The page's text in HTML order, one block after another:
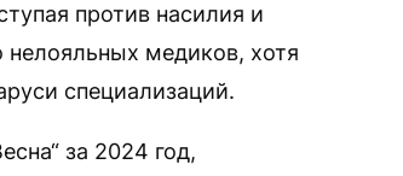
против насилия и
медиков, хотя
специализаций.
за 2024 год,